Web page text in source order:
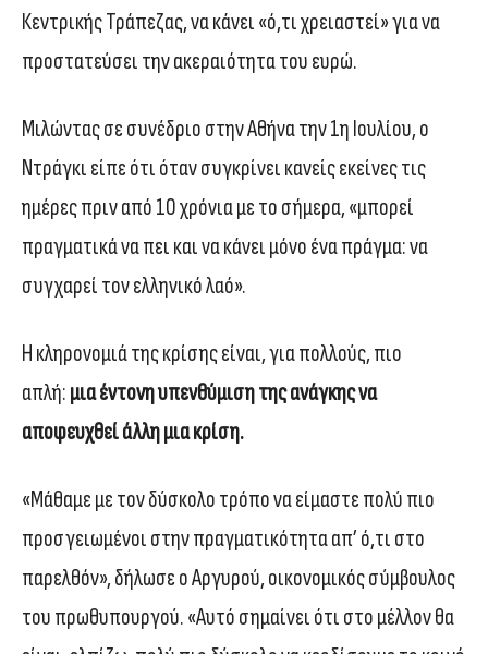
Κεντρικής Τράπεζας, να κάνει «ό,τι χρειαστεί» για να
προστατεύσει την ακεραιότητα του ευρώ.
Μιλώντας σε συνέδριο στην Αθήνα την 1η Ιουλίου, ο
Ντράγκι είπε ότι όταν συγκρίνει κανείς εκείνες τις
ημέρες πριν από 10 χρόνια με το σήμερα, «μπορεί
πραγματικά να πει και να κάνει μόνο ένα πράγμα: να
συγχαρεί τον ελληνικό λαό».
Η κληρονομιά της κρίσης είναι, για πολλούς, πιο
απλή: μια έντονη υπενθύμιση της ανάγκης να
αποφευχθεί άλλη μια κρίση.
«Μάθαμε με τον δύσκολο τρόπο να είμαστε πολύ πιο
προσγειωμένοι στην πραγματικότητα απ’ ό,τι στο
παρελθόν», δήλωσε ο Αργυρού, οικονομικός σύμβουλος
του πρωθυπουργού. «Αυτό σημαίνει ότι στο μέλλον θα